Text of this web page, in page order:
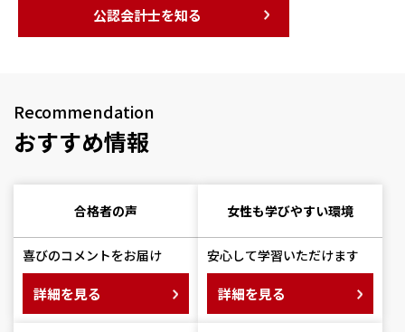
公認会計士を知る
Recommendation
おすすめ情報
合格者の声
喜びのコメントをお届け
詳細を見る
女性も学びやすい環境
安心して学習いただけます
詳細を見る